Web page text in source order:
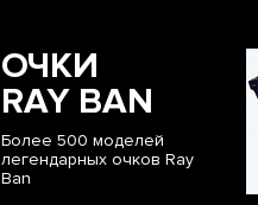
ОЧКИ
RAY BAN
Более 500 моделей
легендарных очков Ray
Ban